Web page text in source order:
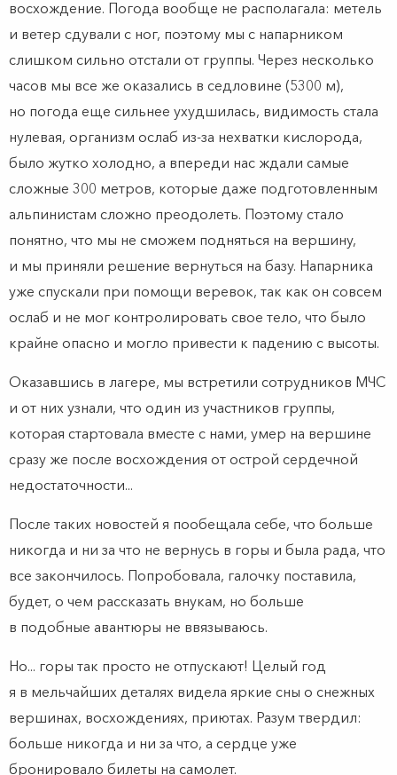
восхождение. Погода вообще не располагала: метель
и ветер сдували с ног, поэтому мы с напарником
слишком сильно отстали от группы. Через несколько
часов мы все же оказались в седловине (5300 м),
но погода еще сильнее ухудшилась, видимость стала
нулевая, организм ослаб из-за нехватки кислорода,
было жутко холодно, а впереди нас ждали самые
сложные 300 метров, которые даже подготовленным
альпинистам сложно преодолеть. Поэтому стало
понятно, что мы не сможем подняться на вершину,
и мы приняли решение вернуться на базу. Напарника
уже спускали при помощи веревок, так как он совсем
ослаб и не мог контролировать свое тело, что было
крайне опасно и могло привести к падению с высоты.
Оказавшись в лагере, мы встретили сотрудников МЧС
и от них узнали, что один из участников группы,
которая стартовала вместе с нами, умер на вершине
сразу же после восхождения от острой сердечной
недостаточности...
После таких новостей я пообещала себе, что больше
никогда и ни за что не вернусь в горы и была рада, что
все закончилось. Попробовала, галочку поставила,
будет, о чем рассказать внукам, но больше
в подобные авантюры не ввязываюсь.
Но... горы так просто не отпускают! Целый год
я в мельчайших деталях видела яркие сны о снежных
вершинах, восхождениях, приютах. Разум твердил:
больше никогда и ни за что, а сердце уже
бронировало билеты на самолет.